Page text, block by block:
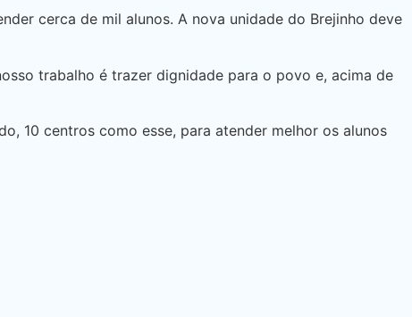
cerca de mil alunos. A nova unidade do Brejinho deve
trabalho é trazer dignidade para o povo e, acima de
10 centros como esse, para atender melhor os alunos